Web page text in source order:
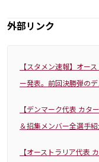
外部リンク
【スタメン速報】オー
ー発表。前回決勝弾の
【デンマーク代表 カタ
＆招集メンバー全選手紹
【オーストラリア代表